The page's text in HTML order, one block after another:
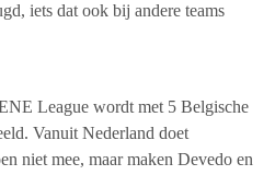
iets dat ook bij andere teams
League wordt met 5 Belgische
Vanuit Nederland doet
niet mee, maar maken Devedo en